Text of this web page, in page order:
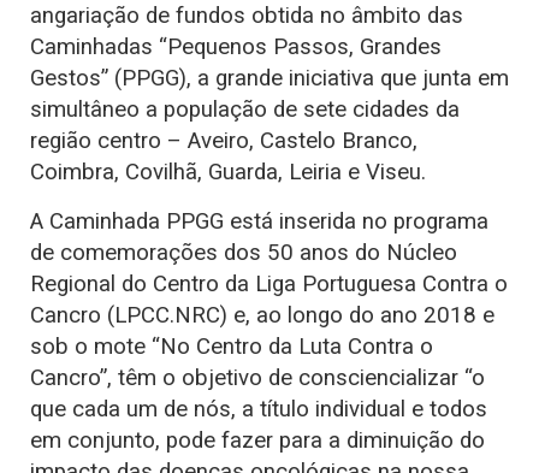
angariação de fundos obtida no âmbito das
Caminhadas “Pequenos Passos, Grandes
Gestos” (PPGG), a grande iniciativa que junta em
simultâneo a população de sete cidades da
região centro – Aveiro, Castelo Branco,
Coimbra, Covilhã, Guarda, Leiria e Viseu.
A Caminhada PPGG está inserida no programa
de comemorações dos 50 anos do Núcleo
Regional do Centro da Liga Portuguesa Contra o
Cancro (LPCC.NRC) e, ao longo do ano 2018 e
sob o mote “No Centro da Luta Contra o
Cancro”, têm o objetivo de consciencializar “o
que cada um de nós, a título individual e todos
em conjunto, pode fazer para a diminuição do